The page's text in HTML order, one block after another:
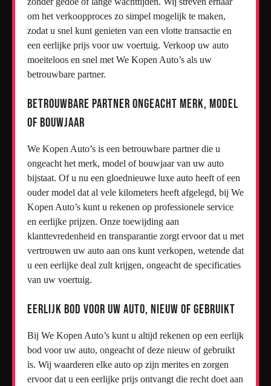
om het verkoopproces zo simpel mogelijk te maken,
zodat u snel kunt genieten van een vlotte transactie en
een eerlijke prijs voor uw voertuig. Verkoop uw auto
moeiteloos en snel met We Kopen Auto’s als uw
betrouwbare partner.
Betrouwbare partner ongeacht merk, model
of bouwjaar
We Kopen Auto’s is een betrouwbare partner die u
ongeacht het merk, model of bouwjaar van uw auto
bijstaat. Of u nu een gloednieuwe luxe auto heeft of een
ouder model dat al vele kilometers heeft afgelegd, bij We
Kopen Auto’s kunt u rekenen op professionele service
en eerlijke prijzen. Onze toewijding aan
klanttevredenheid en transparantie zorgt ervoor dat u met
vertrouwen uw auto aan ons kunt verkopen, wetende dat
u een eerlijke deal zult krijgen, ongeacht de specificaties
van uw voertuig.
Eerlijk bod voor uw auto, nieuw of gebruikt
Bij We Kopen Auto’s kunt u altijd rekenen op een eerlijk
bod voor uw auto, ongeacht of deze nieuw of gebruikt
is. Wij waarderen elke auto op zijn merites en zorgen
ervoor dat u een eerlijke prijs ontvangt die recht doet aan